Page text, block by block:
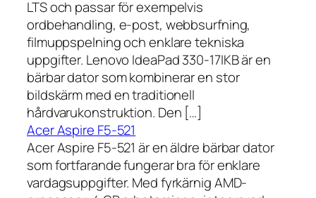
LTS och passar för exempelvis
ordbehandling, e-post, webbsurfning,
filmuppspelning och enklare tekniska
uppgifter. Lenovo IdeaPad 330-17IKB är en
bärbar dator som kombinerar en stor
bildskärm med en traditionell
hårdvarukonstruktion. Den […]
Acer Aspire F5-521
Acer Aspire F5-521 är en äldre bärbar dator
som fortfarande fungerar bra för enklare
vardagsuppgifter. Med fyrkärnig AMD-